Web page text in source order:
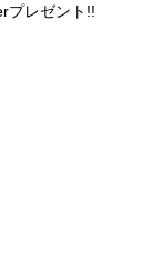
プレゼント!!